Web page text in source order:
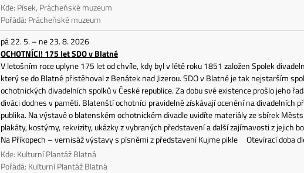
Kde: Písek, Prácheňské muzeum
Pořádá: Prácheňské muzeum
pá 22. 5. – ne 23. 8. 2026
OCHOTNÍCI! 175 let SDO v Blatné
V letošním roce uplyne 175 let od chvíle, kdy byl v létě roku 1851 založen Spolek
který se do Blatné přistěhoval z Benátek nad Jizerou. SDO v Blatné je tak nejstarším
ochotnických divadelních spolků v České republice. Za dobu své existence prošlo jeho
diváci dodnes v paměti. Blatenští ochotníci pravidelně získávají ocenění na divadelních
publika. Na výstavě o blatenském ochotnickém divadle uvidíte materiály ze sbírek
plakáty, kostýmy, rekvizity, ukázky z vybraných představení a další zajímavosti z jejich
Na Příkopech – vernisáž výstavy s písněmi z představení Kujme pikle Otevírací
Kde: Kulturní Plantáž Blatná
Pořádá: Kulturní Plantáž Blatná